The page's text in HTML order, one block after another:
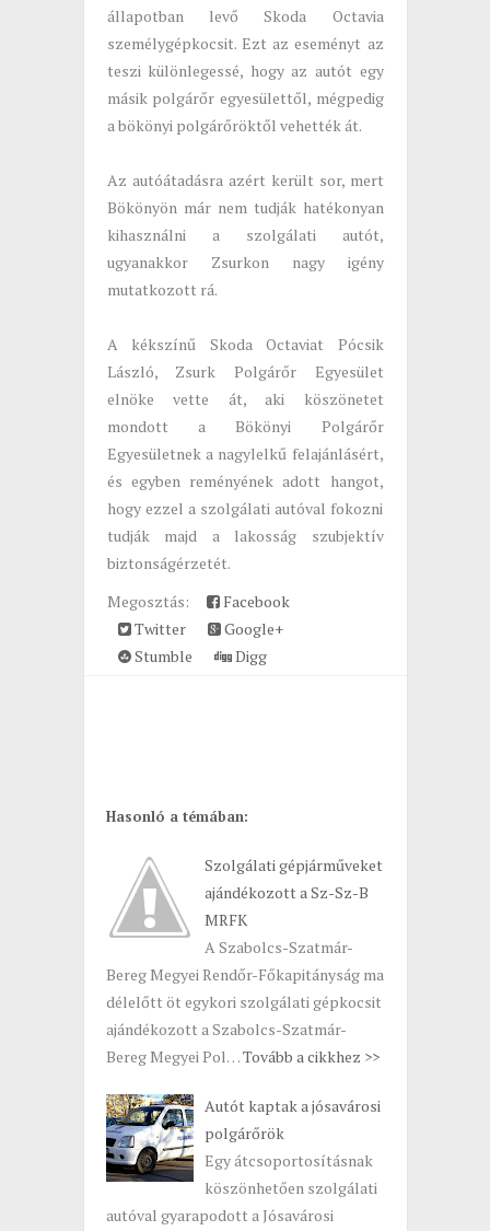
állapotban levő Skoda Octavia
személygépkocsit. Ezt az eseményt az
teszi különlegessé, hogy az autót egy
másik polgárőr egyesülettől, mégpedig
a bökönyi polgárőröktől vehették át.
Az autóátadásra azért került sor, mert
Bökönyön már nem tudják hatékonyan
kihasználni a szolgálati autót,
ugyanakkor Zsurkon nagy igény
mutatkozott rá.
A kékszínű Skoda Octaviat Pócsik
László, Zsurk Polgárőr Egyesület
elnöke vette át, aki köszönetet
mondott a Bökönyi Polgárőr
Egyesületnek a nagylelkű felajánlásért,
és egyben reményének adott hangot,
hogy ezzel a szolgálati autóval fokozni
tudják majd a lakosság szubjektív
biztonságérzetét.
Megosztás:
Facebook
Twitter
Google+
Stumble
Digg
Hasonló a témában:
Szolgálati gépjárműveket
ajándékozott a Sz-Sz-B
MRFK
A Szabolcs-Szatmár-
Bereg Megyei Rendőr-Főkapitányság ma
délelőtt öt egykori szolgálati gépkocsit
ajándékozott a Szabolcs-Szatmár-
Bereg Megyei Pol…Tovább a cikkhez >>
Autót kaptak a jósavárosi
polgárőrök
Egy átcsoportosításnak
köszönhetően szolgálati
autóval gyarapodott a Jósavárosi